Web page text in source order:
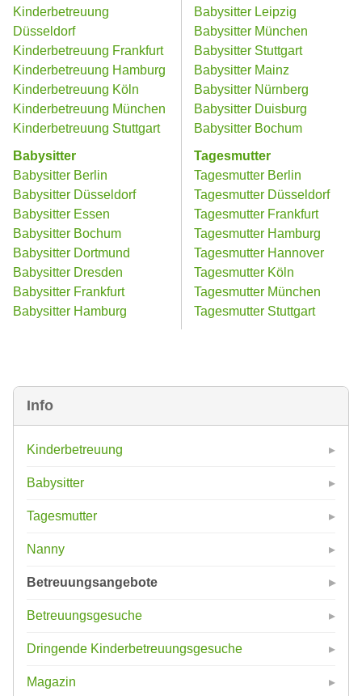
Info
Kinderbetreuung
Babysitter
Tagesmutter
Nanny
Betreuungsangebote
Betreuungsgesuche
Dringende Kinderbetreuungsgesuche
Magazin
Kinderbetreuung
Düsseldorf
Kinderbetreuung Frankfurt
Kinderbetreuung Hamburg
Kinderbetreuung Köln
Kinderbetreuung München
Kinderbetreuung Stuttgart
Babysitter
Babysitter Berlin
Babysitter Düsseldorf
Babysitter Essen
Babysitter Bochum
Babysitter Dortmund
Babysitter Dresden
Babysitter Frankfurt
Babysitter Hamburg
Babysitter Leipzig
Babysitter München
Babysitter Stuttgart
Babysitter Mainz
Babysitter Nürnberg
Babysitter Duisburg
Babysitter Bochum
Tagesmutter
Tagesmutter Berlin
Tagesmutter Düsseldorf
Tagesmutter Frankfurt
Tagesmutter Hamburg
Tagesmutter Hannover
Tagesmutter Köln
Tagesmutter München
Tagesmutter Stuttgart